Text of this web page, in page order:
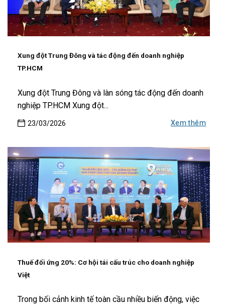
Xung đột Trung Đông và tác động đến doanh nghiệp
TP.HCM
23/03/2026
Xung đột Trung Đông và làn sóng tác động đến doanh
nghiệp TP.HCM Xung đột...
Xem thêm
Thuế đối ứng 20%: Cơ hội tái cấu trúc cho doanh nghiệp
Việt
Trong bối cảnh kinh tế toàn cầu nhiều biến động, việc